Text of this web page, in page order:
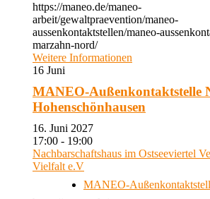
https://maneo.de/maneo-
arbeit/gewaltpraevention/maneo-
aussenkontaktstellen/maneo-
marzahn-nord/
Weitere Informationen
16 Juni
MANEO-Außenkontaktstelle
Hohenschönhausen
16. Juni 2027
17:00 - 19:00
Nachbarschaftshaus im Ostseeviertel
Vielfalt e.V
MANEO-